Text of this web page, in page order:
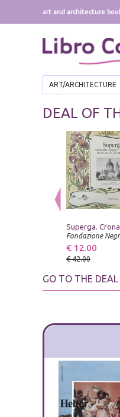
art and architecture
ART/ARCHITECTURE
DEAL OF
Fondazione
€ 12.00
€ 42.00
GO TO THE DEAL